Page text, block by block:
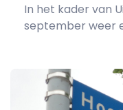
In het kader van
september weer